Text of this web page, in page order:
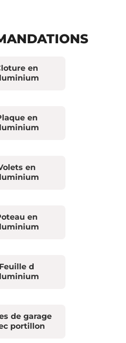
en
en
en
en
Feuille d
de garage
portillon